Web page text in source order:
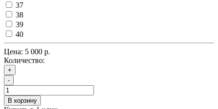
37
38
39
40
Цена: 5 000 р.
Количество:
+
-
В корзину